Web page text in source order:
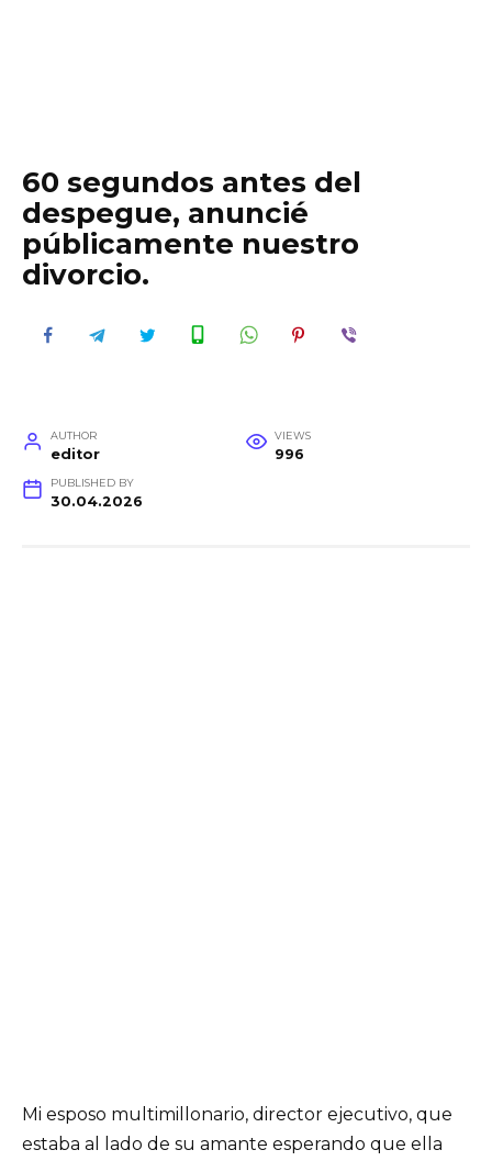
60 segundos antes del
despegue, anuncié
públicamente nuestro
divorcio.
AUTHOR
editor
VIEWS
996
PUBLISHED BY
30.04.2026
Mi esposo multimillonario, director ejecutivo, que
estaba al lado de su amante esperando que ella